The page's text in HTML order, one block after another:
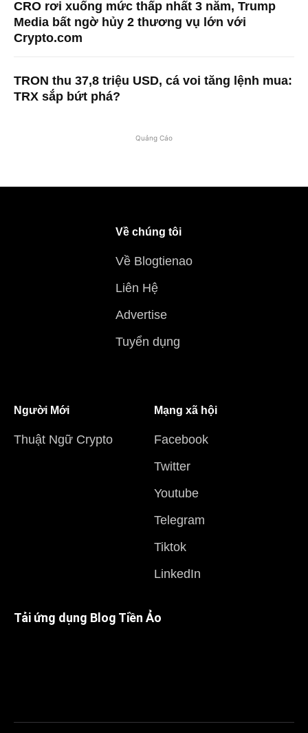
CRO rơi xuống mức thấp nhất 3 năm, Trump
Media bất ngờ hủy 2 thương vụ lớn với
Crypto.com
TRON thu 37,8 triệu USD, cá voi tăng lệnh mua:
TRX sắp bứt phá?
Quảng Cáo
Về chúng tôi
Về Blogtienao
Liên Hệ
Advertise
Tuyển dụng
Người Mới
Thuật Ngữ Crypto
Mạng xã hội
Facebook
Twitter
Youtube
Telegram
Tiktok
LinkedIn
Tải ứng dụng Blog Tiền Ảo